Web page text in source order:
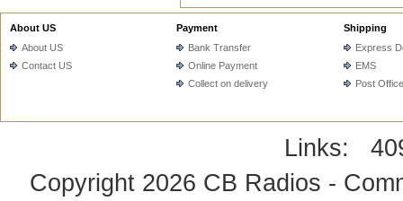
About US
About US
Contact US
Payment
Bank Transfer
Online Payment
Collect on delivery
Shipping
Express
EMS
Post Office
Links:
Copyright 2026 CB Radios -